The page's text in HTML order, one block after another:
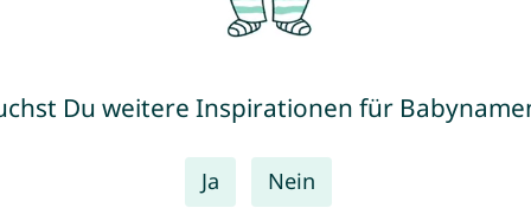
Du weitere Inspirationen für
Ja Nein